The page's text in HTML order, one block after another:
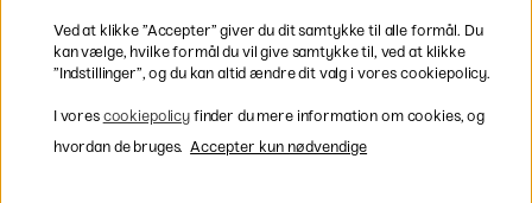
Hurtig levering til hele Danmark
Ved at klikke ”Accepter” giver du dit samtykke til alle formål. Du
kan vælge, hvilke formål du vil give samtykke til, ved at klikke
”Indstillinger”, og du kan altid ændre dit valg i vores cookiepolicy.
I vores cookiepolicyfinder du mere information om cookies, og
hvordan de bruges. Accepter kun nødvendige